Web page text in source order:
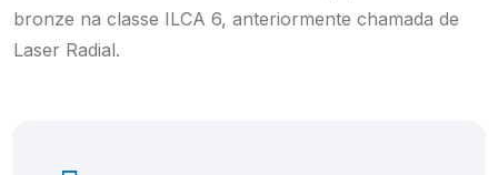
bronze na classe ILCA 6, anteriormente chamada de
Laser Radial.